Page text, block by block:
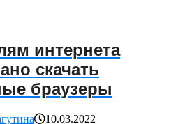
интернета
скачать
браузеры
10.03.2022